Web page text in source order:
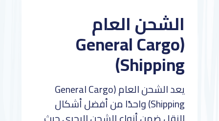
الشحن العام
(General Cargo
Shipping)
يعد الشحن العام (General Cargo
Shipping) واحدًا من أفضل أشكال